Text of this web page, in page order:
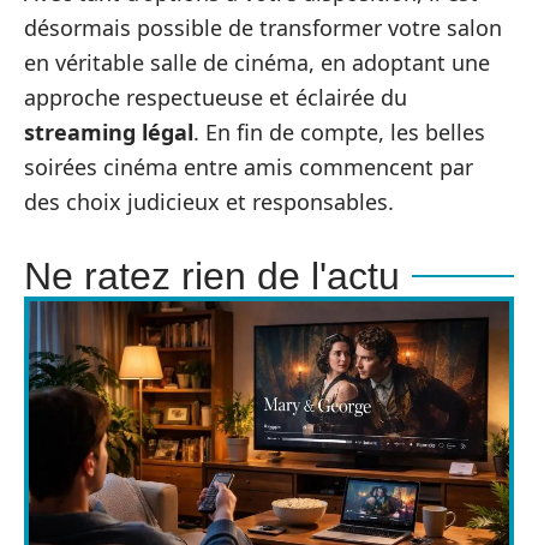
désormais possible de transformer votre salon
en véritable salle de cinéma, en adoptant une
approche respectueuse et éclairée du
streaming légal. En fin de compte, les belles
soirées cinéma entre amis commencent par
des choix judicieux et responsables.
Ne ratez rien de l'actu